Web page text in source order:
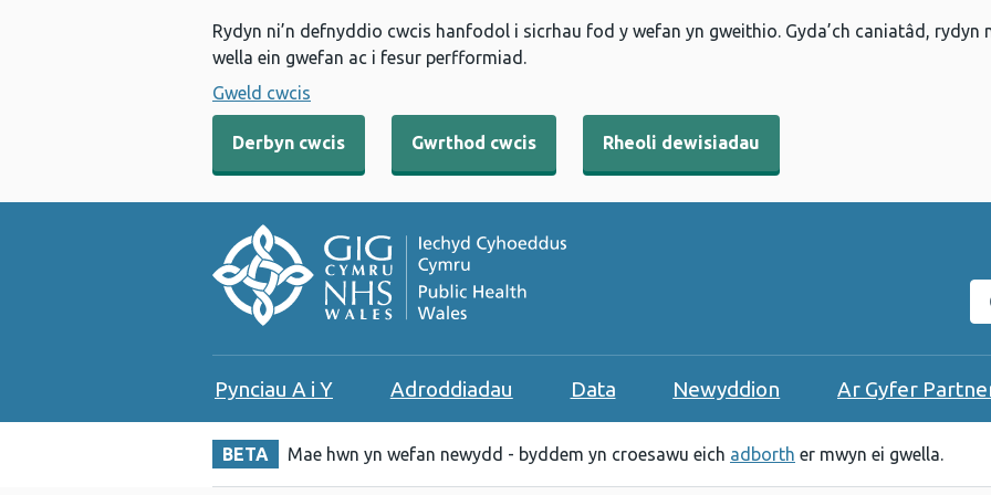
Rydyn ni’n defnyddio cwcis hanfodol i sicrhau fod y wefan yn gweithio. Gyda’ch caniatâd,
wella ein gwefan ac i fesur perfformiad.
Gweld cwcis
Derbyn cwcis Gwrthod cwcis Rheoli dewisiadau
Pynciau A i Y Adroddiadau Data Newyddion Ar Gyfer
BETA Mae hwn yn wefan newydd - byddem yn croesawu eich adborth er mwyn ei gwella.